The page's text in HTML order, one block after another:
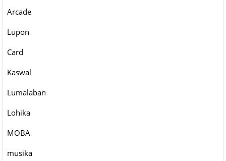
Arcade
Lupon
Card
Kaswal
Lumalaban
Lohika
MOBA
musika